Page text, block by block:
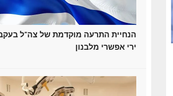
הנחיית התרעה מוקדמת של צה"ל
ירי אפשרי מלבנון